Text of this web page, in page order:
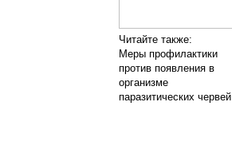
Читайте также:
Меры профилактики
против появления в
организме
паразитических червей